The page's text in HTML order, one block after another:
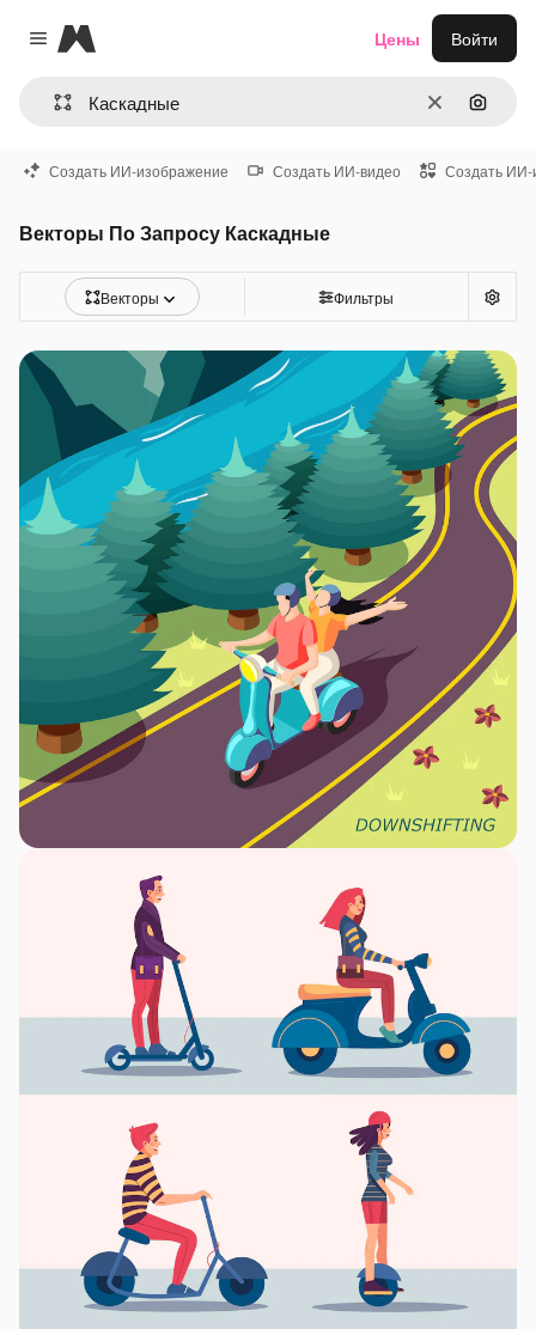
Close menu
Magnific
ОчиститьПоиск
Цены Войти
Создать ИИ-изображение Создать ИИ-видео Создать ИИ-
Векторы По Запросу Каскадные
Векторы Фильтры